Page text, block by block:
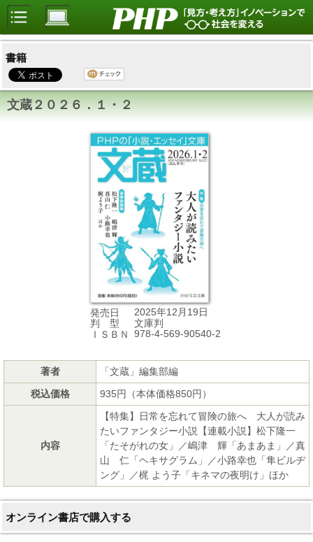
書籍
文蔵２０２６．１・２
発売日
2025年12月19日
判 型
文庫判
ＩＳＢＮ
978-4-569-90540-2
著者
「文蔵」編集部編
税込価格
935円（本体価格850円）
内容
【特集】日常を忘れて冒険の旅へ 大人が読み
たいファンタジー小説【連載小説】松下隆一
「たそがれの女」／嶋津 輝「あまあま」／真
山 仁「ヘキサグラム」／小路幸也「隼ビルヂ
ング」／梶 よう子「キネマの夜明け」ほか
オンライン書店で購入する